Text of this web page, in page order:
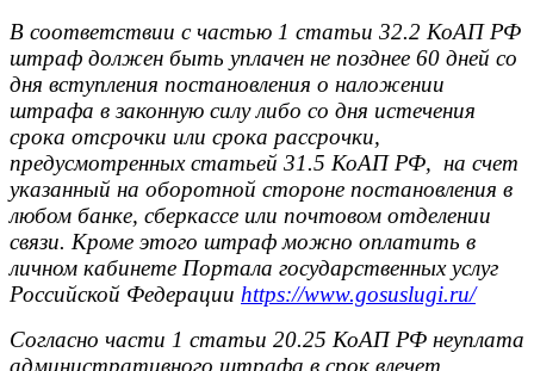
В соответствии с частью 1 статьи 32.2 КоАП РФ
штраф должен быть уплачен не позднее 60 дней со
дня вступления постановления о наложении
штрафа в законную силу либо со дня истечения
срока отсрочки или срока рассрочки,
предусмотренных статьей 31.5 КоАП РФ, на счет
указанный на оборотной стороне постановления в
любом банке, сберкассе или почтовом отделении
связи. Кроме этого штраф можно оплатить в
личном кабинете Портала государственных услуг
Российской Федерации https://www.gosuslugi.ru/
Согласно части 1 статьи 20.25 КоАП РФ неуплата
административного штрафа в срок влечет